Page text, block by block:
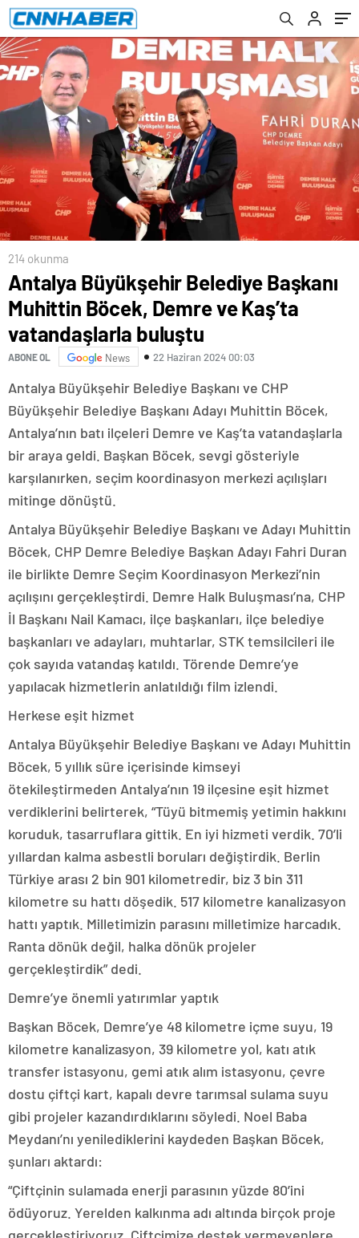
vatandaşlarla buluştu
214 okunma
Antalya Büyükşehir Belediye Başkanı
Muhittin Böcek, Demre ve Kaş’ta
vatandaşlarla buluştu
ABONE OL News 22 Haziran 2024 00:03
Antalya Büyükşehir Belediye Başkanı ve CHP
Büyükşehir Belediye Başkanı Adayı Muhittin Böcek,
Antalya’nın batı ilçeleri Demre ve Kaş’ta vatandaşlarla
bir araya geldi. Başkan Böcek, sevgi gösteriyle
karşılanırken, seçim koordinasyon merkezi açılışları
mitinge dönüştü.
Antalya Büyükşehir Belediye Başkanı ve Adayı Muhittin
Böcek, CHP Demre Belediye Başkan Adayı Fahri Duran
ile birlikte Demre Seçim Koordinasyon Merkezi’nin
açılışını gerçekleştirdi. Demre Halk Buluşması’na, CHP
İl Başkanı Nail Kamacı, ilçe başkanları, ilçe belediye
başkanları ve adayları, muhtarlar, STK temsilcileri ile
çok sayıda vatandaş katıldı. Törende Demre’ye
yapılacak hizmetlerin anlatıldığı film izlendi.
Herkese eşit hizmet
Antalya Büyükşehir Belediye Başkanı ve Adayı Muhittin
Böcek, 5 yıllık süre içerisinde kimseyi
ötekileştirmeden Antalya’nın 19 ilçesine eşit hizmet
verdiklerini belirterek, “Tüyü bitmemiş yetimin hakkını
koruduk, tasarruflara gittik. En iyi hizmeti verdik. 70’li
yıllardan kalma asbestli boruları değiştirdik. Berlin
Türkiye arası 2 bin 901 kilometredir, biz 3 bin 311
kilometre su hattı döşedik. 517 kilometre kanalizasyon
hattı yaptık. Milletimizin parasını milletimize harcadık.
Ranta dönük değil, halka dönük projeler
gerçekleştirdik” dedi.
Demre’ye önemli yatırımlar yaptık
Başkan Böcek, Demre’ye 48 kilometre içme suyu, 19
kilometre kanalizasyon, 39 kilometre yol, katı atık
transfer istasyonu, gemi atık alım istasyonu, çevre
dostu çiftçi kart, kapalı devre tarımsal sulama suyu
gibi projeler kazandırdıklarını söyledi. Noel Baba
Meydanı’nı yenilediklerini kaydeden Başkan Böcek,
şunları aktardı:
“Çiftçinin sulamada enerji parasının yüzde 80’ini
ödüyoruz. Yerelden kalkınma adı altında birçok proje